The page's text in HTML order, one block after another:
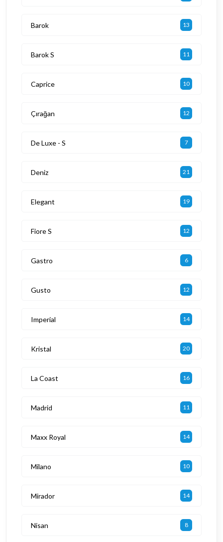
Barok 13
Barok S 11
Caprice 10
Çırağan 12
De Luxe - S 7
Deniz 21
Elegant 19
Fiore S 12
Gastro 6
Gusto 12
Imperial 14
Kristal 20
La Coast 16
Madrid 11
Maxx Royal 14
Milano 10
Mirador 14
Nisan 8